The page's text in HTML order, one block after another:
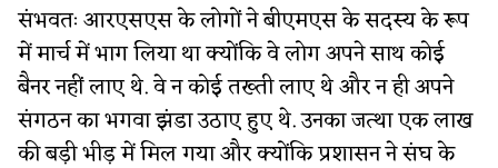
संभवतः आरएसएस के लोगों ने बीएमएस के सदस्य के रूप
में मार्च में भाग लिया था क्योंकि वे लोग अपने साथ कोई
बैनर नहीं लाए थे. वे न कोई तख्ती लाए थे और न ही अपने
संगठन का भगवा झंडा उठाए हुए थे. उनका जत्था एक लाख
की बड़ी भीड़ में मिल गया और क्योंकि प्रशासन ने संघ के